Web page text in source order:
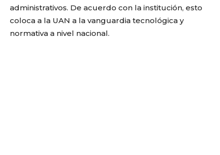
administrativos. De acuerdo con la institución, esto
coloca a la UAN a la vanguardia tecnológica y
normativa a nivel nacional.